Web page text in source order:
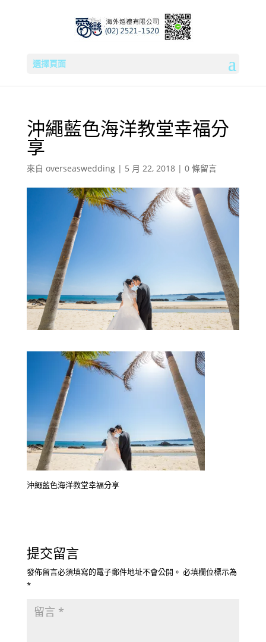
選擇頁面
沖繩藍色海洋教堂幸福分
享
來自 overseaswedding| 5 月 22, 2018| 0 條留言
沖繩藍色海洋教堂幸福分享
提交留言
發佈留言必須填寫的電子郵件地址不會公開。 必填欄位標示為
*